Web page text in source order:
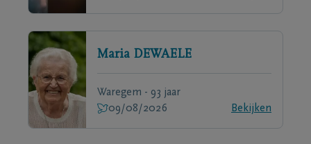
Maria DEWAELE
Waregem - 93 jaar
09/08/2026
Bekijken